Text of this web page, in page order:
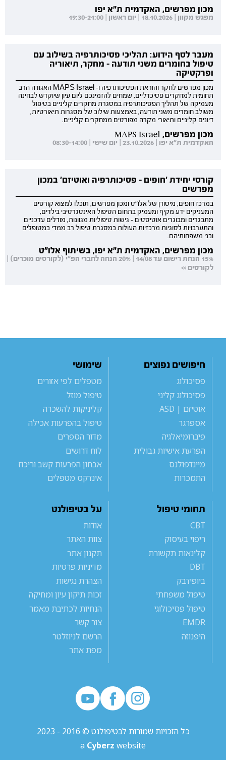
מכון מפרשים, האקדמית ת"א יפו
מפגש מקוון | 18.10.2026 | יום ראשון | 19:30-21:00
מעבר לסף הידוע: תהליכי פסיכותרפיה בשילוב עם
טיפול בחומרים משני תודעה - מחקר, תיאוריה
ופרקטיקה
מכון מפרשים לחקר והוראת הפסיכותרפיה ו- MAPS Israel האגודה הרב
תחומית למחקרים פסיכדליים, שמחים להזמינכם ליום עיון שיוקדש לבחינה
מעמיקה של תהליך הפסיכותרפיה במסגרת מחקרים קליניים בטיפול
משולב חומרים משני תודעה, באמצעות שילוב של מסגרות תיאורטיות,
דיונים קליניים ותיאורי מקרה מפורטים ממחקרים קליניים.
מכון מפרשים, MAPS Israel
האקדמית ת"א יפו | 23.10.2026 | יום שישי | 08:30-14:00
קורסי יחידת 'חופים - פסיכותרפיה ואוטיזם' במכון
מפרשים
במרכז חופים, מיסודן של אלו"ט ומכון מפרשים, תוכלו למצוא קורסים
המעניקים ידע מקיף ומעמיק בתחום הטיפול האינטגרטיבי בילדים,
מתבגרים ומבוגרים אוטיסטים - גישות טיפוליות מגוונות, מודלים עדכניים
והתערבויות לסוגיות מרכזיות העולות במסגרת טיפול רב ממדי במטופלים
ובני משפחותיהם.
מכון מפרשים, האקדמית ת"א יפו, בשיתוף אלו"ט
15% הנחת רישום עד 14/08 | 20% הנחה לחברי הפ"י (לקורסים מוכרים) |
לקורסים >>
חיפושים נפוצים
פסיכולוג
פסיכולוג קליני
אוטיזם | ASD
אספרגר
פיברומיאלגיה
הפרעת אישיות גבולית
מיינדפולנס
התמכרות
שימושי
מטפלים לפי אזורים
טיפול מוזל
קליניקות להשכרה
טיפול בהפרעות אכילה
מדור הספרים
לוח דרושים
אבחון הפרעות קשב וריכוז
אינדקס מטפלים
תחומי טיפול
CBT
ריפוי בעיסוק
קלינאות תקשורת
DBT
ביופידבק
טיפול משפחתי
טיפול פסיכולוגי
EMDR
היפנוזה
על בטיפולנט
אודות
צוות האתר
תקנון אתר
מדיניות פרטיות
הצהרת נגישות
זכות תיקון עיון ומחיקה
הנחיות לכתיבת מאמר
צור קשר
הרשם לניוזלטר
מפת אתר
כל הזכויות שמורות לבטיפולנט © 2016 - 2023
a Cyberz website